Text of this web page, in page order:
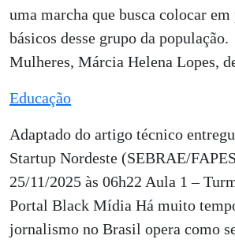
uma marcha que busca colocar
básicos desse grupo da
Mulheres, Márcia Helena Lopes,
Educação
Adaptado do artigo técnico
Startup Nordeste (SEBRAE/
25/11/2025 às 06h22 Aula 1 –
Portal Black Mídia Há muito
jornalismo no Brasil opera como